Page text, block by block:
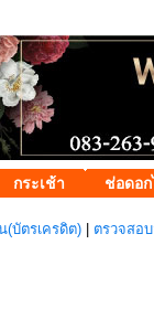
กระเช้า ช่อดอ
(บัตรเครดิต) ตรวจสอ